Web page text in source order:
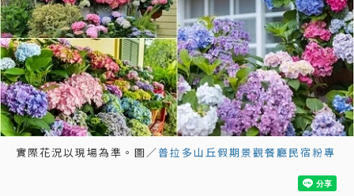
實際花況以現場為準。圖／普拉多山丘假期景觀餐廳民宿粉專